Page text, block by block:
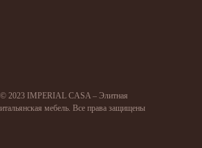
© 2023 IMPERIAL CASA – Элитная
итальянская мебель. Все права защищены